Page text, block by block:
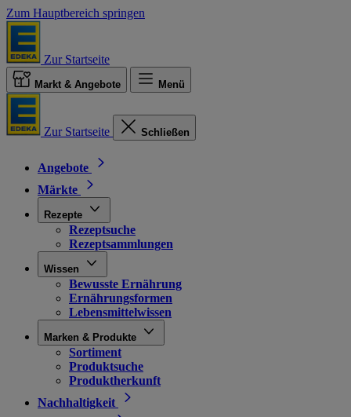
Zum Hauptbereich springen
Zur Startseite
Markt & Angebote Menü
Zur Startseite Schließen
Angebote
Märkte
Rezepte
Rezeptsuche
Rezeptsammlungen
Wissen
Bewusste Ernährung
Ernährungsformen
Lebensmittelwissen
Marken & Produkte
Sortiment
Produktsuche
Produktherkunft
Nachhaltigkeit